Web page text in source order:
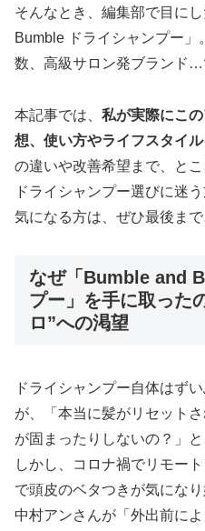
そんなとき、編集部で目に
Bumble ドライシャンプー
数、高級サロン発ブランド…
本記事では、 私が実際にこ
想、使い方やライフスタイ
の違いや改善希望まで、と
ドライシャンプー選びに迷
気になる方は、ぜひ最後まで
なぜ「Bumble and
プー」を手に取った
ロ”への渇望
ドライシャンプー自体はず
が、「本当に髪がリセット
が固まったりしないの？」
しかし、コロナ禍でリモー
で頭皮のベタつきが気にな
中村アンさんが「外出前に